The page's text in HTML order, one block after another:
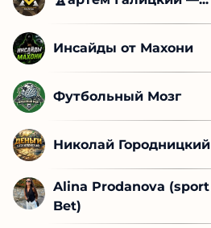
Инсайды от Махони
Футбольный Мозг
Николай Городницкий
Alina Prodanova (sport
Bet)